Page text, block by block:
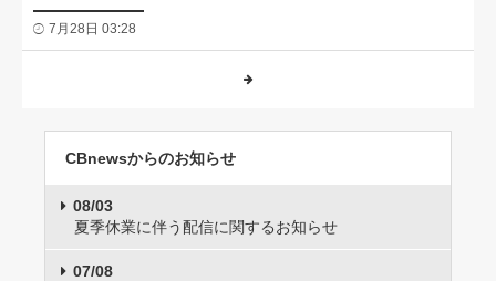
7月28日 03:28
CBnewsからのお知らせ
08/03
夏季休業に伴う配信に関するお知らせ
07/08